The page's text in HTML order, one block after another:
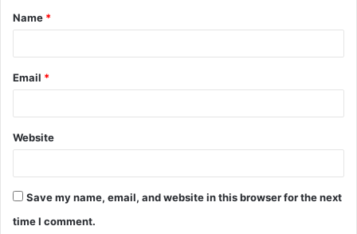
Name *
Email *
Website
Save my name, email, and website in this browser for the next
time I comment.